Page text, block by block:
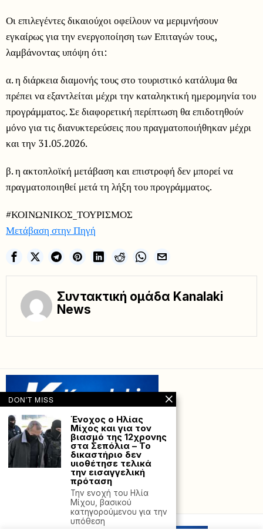
Οι επιλεγέντες δικαιούχοι οφείλουν να μεριμνήσουν
εγκαίρως για την ενεργοποίηση των Επιταγών τους,
λαμβάνοντας υπόψη ότι:
α. η διάρκεια διαμονής τους στο τουριστικό κατάλυμα θα
πρέπει να εξαντλείται μέχρι την καταληκτική ημερομηνία του
προγράμματος. Σε διαφορετική περίπτωση θα επιδοτηθούν
μόνο για τις διανυκτερεύσεις που πραγματοποιήθηκαν μέχρι
και την 31.05.2026.
β. η ακτοπλοϊκή μετάβαση και επιστροφή δεν μπορεί να
πραγματοποιηθεί μετά τη λήξη του προγράμματος.
#ΚΟΙΝΩΝΙΚΟΣ_ΤΟΥΡΙΣΜΟΣ
Μετάβαση στην Πηγή
Συντακτική ομάδα Kanalaki
News
by Hostville”)
DON'T MISS
Ένοχος ο Ηλίας
Μίχος και για τον
βιασμό της 12χρονης
στα Σεπόλια – Το
δικαστήριο δεν
υιοθέτησε τελικά
την εισαγγελική
πρόταση
Την ενοχή του Ηλία
Μίχου, βασικού
κατηγορούμενου για την
υπόθεση